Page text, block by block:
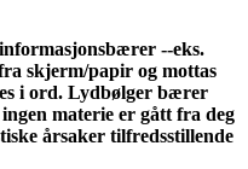
--eks.
skjerm/papir og mottas
i ord. Lydbølger bærer
materie er gått fra deg
årsaker tilfredsstillende